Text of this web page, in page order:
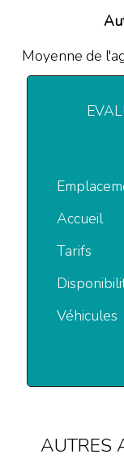
Moyenne de
Accueil
Tarifs
Véhicules
AUTRES